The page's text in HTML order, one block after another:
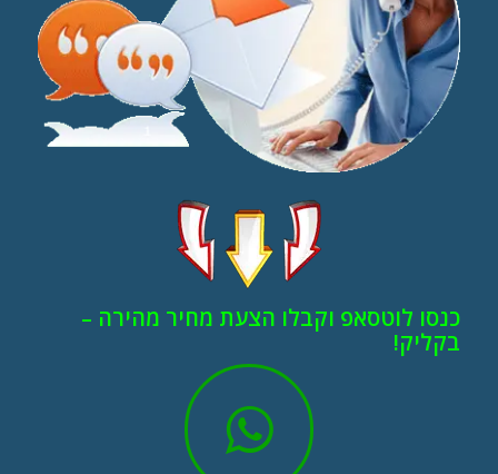
כנסו לוטסאפ וקבלו הצעת מחיר מהירה –
בקליק!